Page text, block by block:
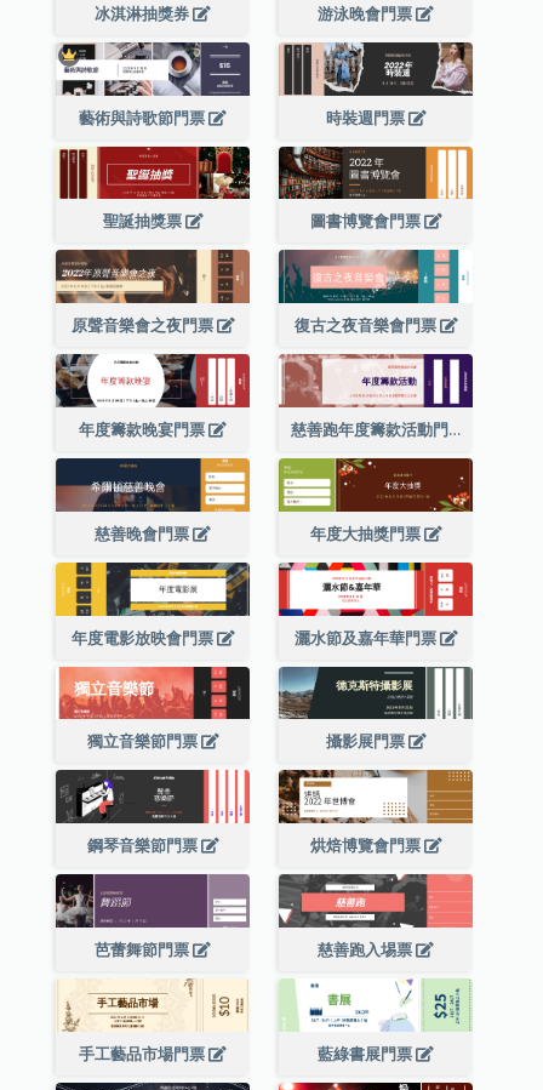
冰淇淋抽獎券 游泳晚會門票
藝術與詩歌節門票 時裝週門票
聖誕抽獎票 圖書博覽會門票
原聲音樂會之夜門票 復古之夜音樂會門票
年度籌款晚宴門票 慈善跑年度籌款活動門票
慈善晚會門票 年度大抽獎門票
年度電影放映會門票 灑水節及嘉年華門票
獨立音樂節門票 攝影展門票
鋼琴音樂節門票 烘焙博覽會門票
芭蕾舞節門票 慈善跑入埸票
手工藝品市場門票 藍綠書展門票